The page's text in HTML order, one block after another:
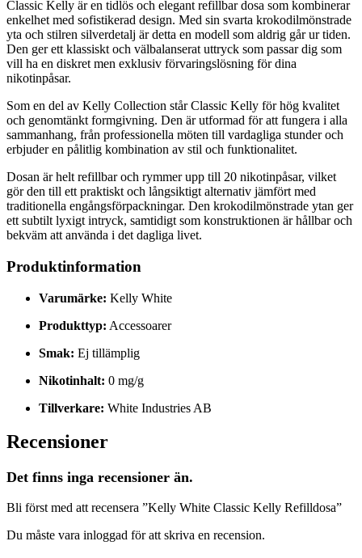
Classic Kelly är en tidlös och elegant refillbar dosa som kombinerar
enkelhet med sofistikerad design. Med sin svarta krokodilmönstrade
yta och stilren silverdetalj är detta en modell som aldrig går ur tiden.
Den ger ett klassiskt och välbalanserat uttryck som passar dig som
vill ha en diskret men exklusiv förvaringslösning för dina
nikotinpåsar.
Som en del av Kelly Collection står Classic Kelly för hög kvalitet
och genomtänkt formgivning. Den är utformad för att fungera i alla
sammanhang, från professionella möten till vardagliga stunder och
erbjuder en pålitlig kombination av stil och funktionalitet.
Dosan är helt refillbar och rymmer upp till 20 nikotinpåsar, vilket
gör den till ett praktiskt och långsiktigt alternativ jämfört med
traditionella engångsförpackningar. Den krokodilmönstrade ytan ger
ett subtilt lyxigt intryck, samtidigt som konstruktionen är hållbar och
bekväm att använda i det dagliga livet.
Produktinformation
Varumärke: Kelly White
Produkttyp: Accessoarer
Smak: Ej tillämplig
Nikotinhalt: 0 mg/g
Tillverkare: White Industries AB
Recensioner
Det finns inga recensioner än.
Bli först med att recensera ”Kelly White Classic Kelly Refilldosa”
Du måste vara inloggad för att skriva en recension.